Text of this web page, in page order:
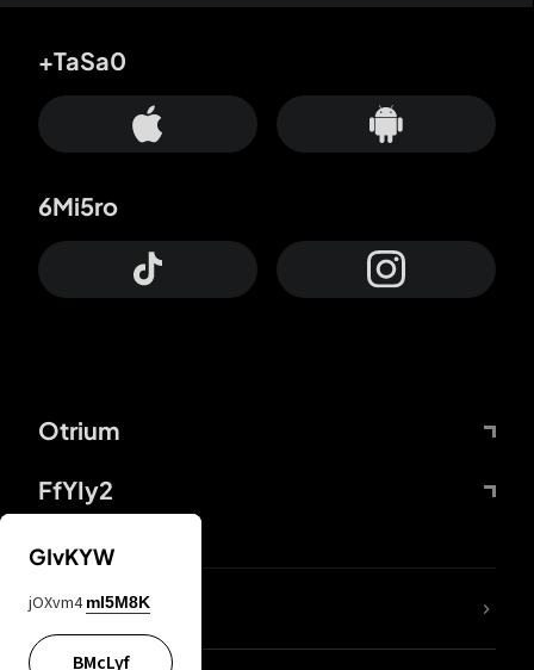
Otrium
FfYIy2
+TaSa0
6Mi5ro
DDcvSo
GIvKYW
jOXvm4 mI5M8K
BMcLyf